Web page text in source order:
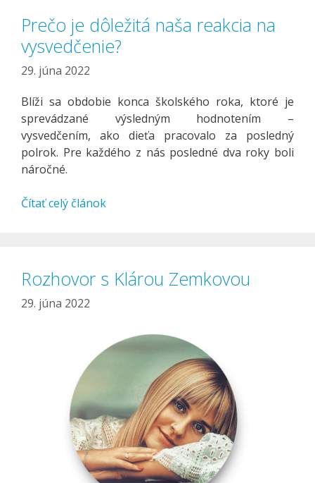
Prečo je dôležitá naša reakcia na
vysvedčenie?
29. júna 2022
Blíži sa obdobie konca školského roka, ktoré je
sprevádzané výsledným hodnotením –
vysvedčením, ako dieťa pracovalo za posledný
polrok. Pre každého z nás posledné dva roky boli
náročné.
Čítať celý článok
Rozhovor s Klárou Zemkovou
29. júna 2022